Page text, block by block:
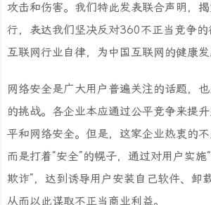
攻击和伤害。我们特此发表联合声明，
行，表达我们坚决反对360不正当竞争
互联网行业自律，为中国互联网的健康发
网络安全是广大用户普遍关注的话题，
的挑战。各企业本应通过公平竞争来提
平和网络安全。但是，这家企业热衷的不
而是打着“安全”的幌子，通过对用户实施
欺诈”，达到诱导用户安装自己软件、卸
从而以此谋取不正当商业利益。